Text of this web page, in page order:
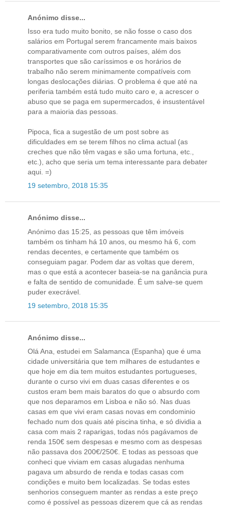
Anónimo disse...
Isso era tudo muito bonito, se não fosse o caso dos
salários em Portugal serem francamente mais baixos
comparativamente com outros países, além dos
transportes que são caríssimos e os horários de
trabalho não serem minimamente compatíveis com
longas deslocações diárias. O problema é que até na
periferia também está tudo muito caro e, a acrescer o
abuso que se paga em supermercados, é insustentável
para a maioria das pessoas.
Pipoca, fica a sugestão de um post sobre as
dificuldades em se terem filhos no clima actual (as
creches que não têm vagas e são uma fortuna, etc.,
etc.), acho que seria um tema interessante para debater
aqui. =)
19 setembro, 2018 15:35
Anónimo disse...
Anónimo das 15:25, as pessoas que têm imóveis
também os tinham há 10 anos, ou mesmo há 6, com
rendas decentes, e certamente que também os
conseguiam pagar. Podem dar as voltas que derem,
mas o que está a acontecer baseia-se na ganância pura
e falta de sentido de comunidade. É um salve-se quem
puder execrável.
19 setembro, 2018 15:35
Anónimo disse...
Olá Ana, estudei em Salamanca (Espanha) que é uma
cidade universitária que tem milhares de estudantes e
que hoje em dia tem muitos estudantes portugueses,
durante o curso vivi em duas casas diferentes e os
custos eram bem mais baratos do que o absurdo com
que nos deparamos em Lisboa e não só. Nas duas
casas em que vivi eram casas novas em condominio
fechado num dos quais até piscina tinha, e só dividia a
casa com mais 2 raparigas, todas nós pagávamos de
renda 150€ sem despesas e mesmo com as despesas
não passava dos 200€/250€. E todas as pessoas que
conheci que viviam em casas alugadas nenhuma
pagava um absurdo de renda e todas casas com
condições e muito bem localizadas. Se todas estes
senhorios conseguem manter as rendas a este preço
como é possível as pessoas dizerem que cá as rendas